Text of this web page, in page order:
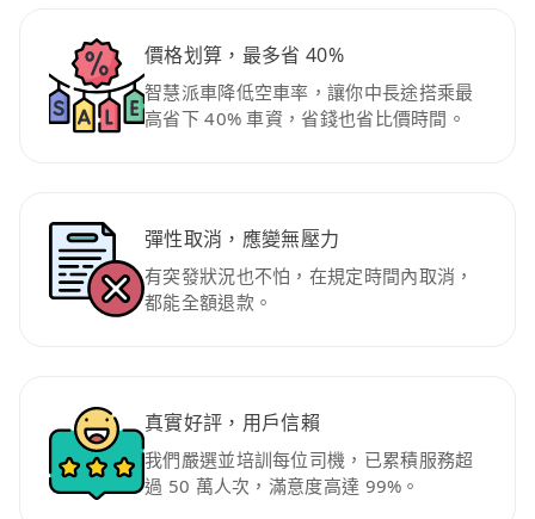
價格划算，最多省 40%
智慧派車降低空車率，讓你中長途搭乘最
高省下 40% 車資，省錢也省比價時間。
彈性取消，應變無壓力
有突發狀況也不怕，在規定時間內取消，
都能全額退款。
真實好評，用戶信賴
我們嚴選並培訓每位司機，已累積服務超
過 50 萬人次，滿意度高達 99%。